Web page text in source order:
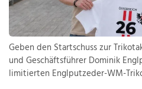
Geben den Startschuss zur
und Geschäftsführer Dominik
limitierten Englputzeder-WM-